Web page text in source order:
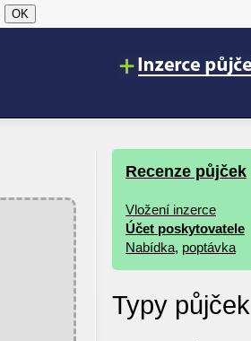
OK
Recenze půjček
Vložení inzerce
Účet poskytovatele
Nabídka, poptávka
Typy půjček